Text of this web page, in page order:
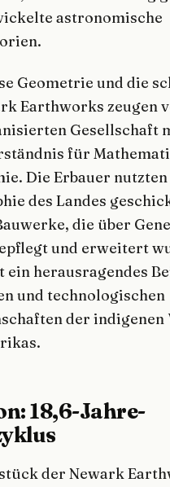
astronomische
Geometrie und die
Earthworks zeugen
Gesellschaft
für
Die Erbauer nutzten
des Landes
die über
und erweitert
ein herausragendes
und technologischen
der indigenen
18,6-Jahre-
der Newark